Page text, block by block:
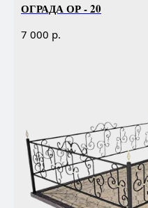
ОГРАДА ОР - 20
7 000 р.